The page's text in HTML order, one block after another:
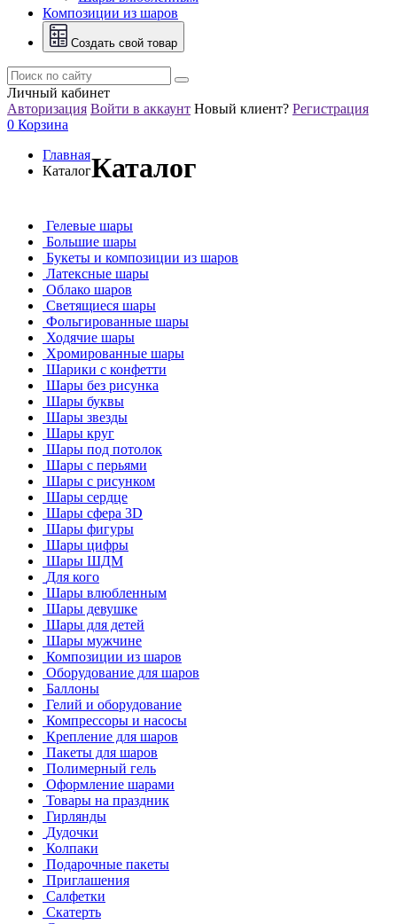
Композиции из шаров
Создать свой товар
Личный кабинет
Авторизация Войти в аккаунт Новый клиент? Регистрация
0 Корзина
Главная
КаталогКаталог
Гелевые шары
Большие шары
Букеты и композиции из шаров
Латексные шары
Облако шаров
Светящиеся шары
Фольгированные шары
Ходячие шары
Хромированные шары
Шарики с конфетти
Шары без рисунка
Шары буквы
Шары звезды
Шары круг
Шары под потолок
Шары с перьями
Шары с рисунком
Шары сердце
Шары сфера 3D
Шары фигуры
Шары цифры
Шары ШДМ
Для кого
Шары влюбленным
Шары девушке
Шары для детей
Шары мужчине
Композиции из шаров
Оборудование для шаров
Баллоны
Гелий и оборудование
Компрессоры и насосы
Крепление для шаров
Пакеты для шаров
Полимерный гель
Оформление шарами
Товары на праздник
Гирлянды
Дудочки
Колпаки
Подарочные пакеты
Приглашения
Салфетки
Скатерть